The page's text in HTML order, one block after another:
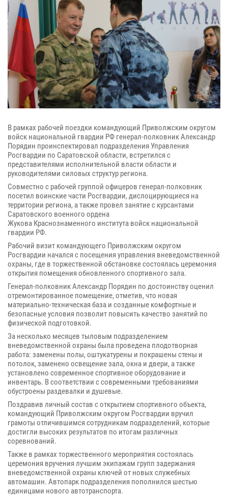
В рамках рабочей поездки командующий Приволжским округом
войск национальной гвардии РФ генерал-полковник Александр
Порядин проинспектировал подразделения Управления
Росгвардии по Саратовской области, встретился с
представителями исполнительной власти области и
руководителями силовых структур региона.
Совместно с рабочей группой офицеров генерал-полковник
посетил воинские части Росгвардии, дислоцирующиеся на
территории региона, а также провел занятие с курсантами
Саратовского военного ордена
Жукова Краснознаменного института войск национальной
гвардии РФ.
Рабочий визит командующего Приволжским округом
Росгвардии начался с посещения управления вневедомственной
охраны, где в торжественной обстановке состоялась церемония
открытия помещения обновленного спортивного зала.
Генерал-полковник Александр Порядин по достоинству оценил
отремонтированное помещение, отметив, что новая
материально-техническая база и созданные комфортные и
безопасные условия позволит повысить качество занятий по
физической подготовкой.
За несколько месяцев тыловым подразделением
вневедомственной охраны была проведена плодотворная
работа: заменены полы, оштукатурены и покрашены стены и
потолок, заменено освещение зала, окна и двери, а также
установлено современное спортивное оборудование и
инвентарь. В соответствии с современными требованиями
обустроены раздевалки и душевые.
Поздравив личный состав с открытием спортивного объекта,
командующий Приволжским округом Росгвардии вручил
грамоты отличившимся сотрудникам подразделений, которые
достигли высоких результатов по итогам различных
соревнований.
Также в рамках торжественного мероприятия состоялась
церемония вручения лучшим экипажам групп задержания
вневедомственной охраны ключей от новых служебных
автомашин. Автопарк подразделения пополнился шестью
единицами нового автотранспорта.